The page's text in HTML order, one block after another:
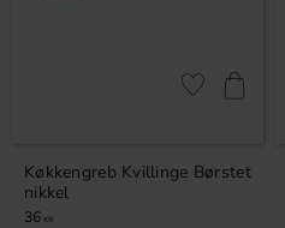
Køkkengreb Kvillinge Børstet
nikkel
36 KR
Gem som